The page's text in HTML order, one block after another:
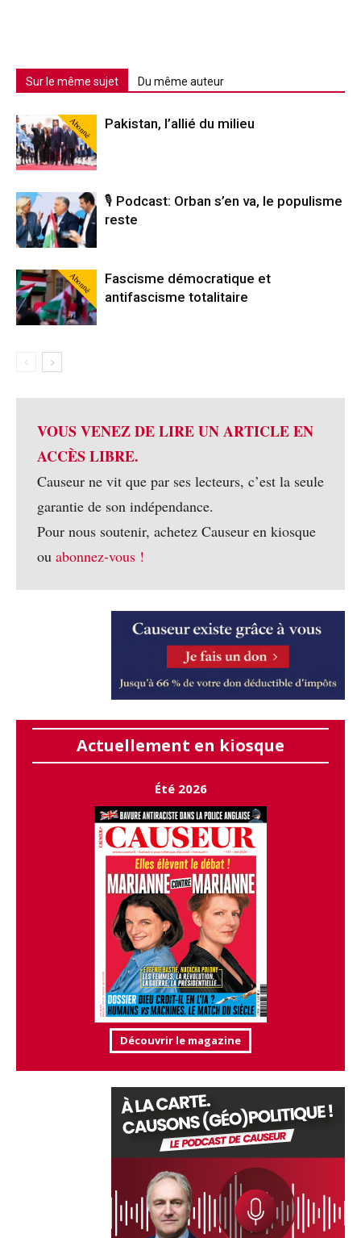
Sur le même sujet Du même auteur
Abonné Pakistan, l’allié du milieu
🎙️ Podcast: Orban s’en va, le populisme
reste
Abonné
Fascisme démocratique et
antifascisme totalitaire
VOUS VENEZ DE LIRE UN ARTICLE EN
ACCÈS LIBRE.
Causeur ne vit que par ses lecteurs, c’est la seule
garantie de son indépendance.
Pour nous soutenir, achetez Causeur en kiosque
ou abonnez-vous !
Actuellement en kiosque
Été 2026
Découvrir le magazine